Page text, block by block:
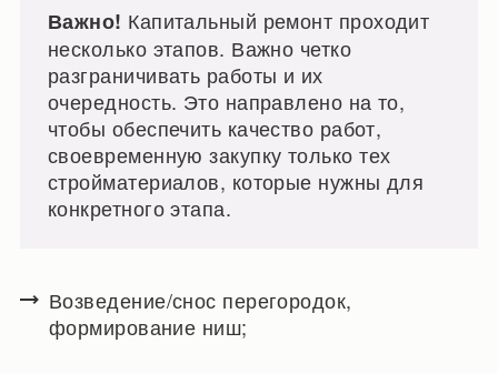
Важно! Капитальный ремонт проходит
несколько этапов. Важно четко
разграничивать работы и их
очередность. Это направлено на то,
чтобы обеспечить качество работ,
своевременную закупку только тех
стройматериалов, которые нужны для
конкретного этапа.
Возведение/снос перегородок,
формирование ниш;